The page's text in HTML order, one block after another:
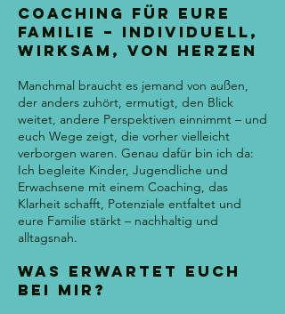
Coaching für eure
Familie – individuell,
wirksam, von Herzen
Manchmal braucht es jemand von außen,
der anders zuhört, ermutigt, den Blick
weitet, andere Perspektiven einnimmt – und
euch Wege zeigt, die vorher vielleicht
verborgen waren. Genau dafür bin ich da:
Ich begleite Kinder, Jugendliche und
Erwachsene mit einem Coaching, das
Klarheit schafft, Potenziale entfaltet und
eure Familie stärkt – nachhaltig und
alltagsnah.
Was erwartet euch
bei mir?